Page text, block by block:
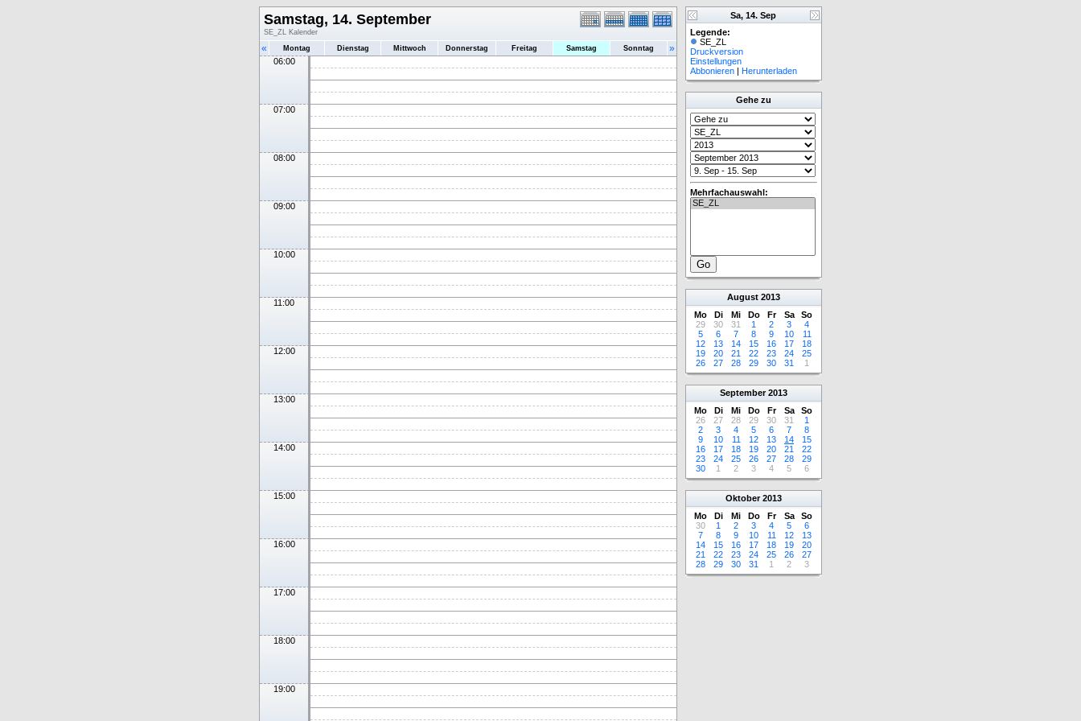
Samstag, 14. September
SE_ZL Kalender
« Montag Dienstag Mittwoch Donnerstag Freitag Samstag Sonntag »
06:00
07:00
08:00
09:00
10:00
11:00
12:00
13:00
14:00
15:00
16:00
17:00
18:00
19:00
Sa, 14. Sep
Legende:
SE_ZL
Druckversion
Einstellungen
Abbonieren | Herunterladen
Gehe zu
Mehrfachauswahl:
August 2013
Mo
Di Mi Do Fr Sa
So
29
30 31 1 2 3
4
5
6 7 8 9 10
11
12
13 14 15 16 17
18
19
20 21 22 23 24
25
26
27 28 29 30 31 1
September 2013
Mo
Di Mi Do Fr Sa
So
26
27 28 29 30 31
1
2
3 4 5 6 7
8
9
10 11 12 13 14
15
16
17 18 19 20 21
22
23
24 25 26 27 28
29
30
1 2 3 4 5 6
Oktober 2013
Mo
Di Mi Do Fr Sa
So
30
1 2 3 4 5
6
7
8 9 10 11 12
13
14
15 16 17 18 19
20
21
22 23 24 25 26
27
28
29 30 31 1 2 3